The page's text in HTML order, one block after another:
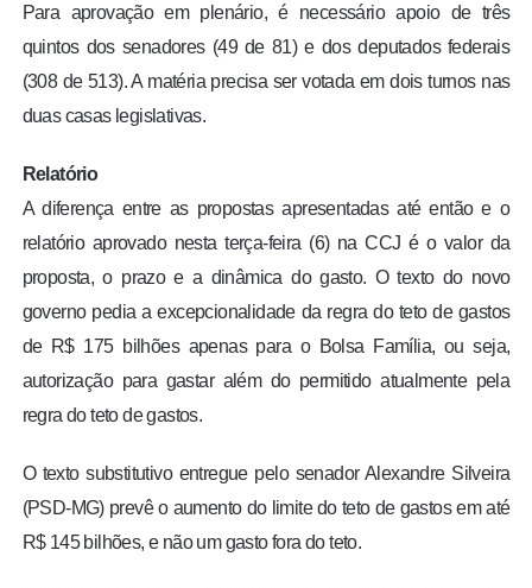
Para aprovação em plenário, é necessário apoio de três
quintos dos senadores (49 de 81) e dos deputados federais
(308 de 513). A matéria precisa ser votada em dois turnos nas
duas casas legislativas.
Relatório
A diferença entre as propostas apresentadas até então e o
relatório aprovado nesta terça-feira (6) na CCJ é o valor da
proposta, o prazo e a dinâmica do gasto. O texto do novo
governo pedia a excepcionalidade da regra do teto de gastos
de R$ 175 bilhões apenas para o Bolsa Família, ou seja,
autorização para gastar além do permitido atualmente pela
regra do teto de gastos.
O texto substitutivo entregue pelo senador Alexandre Silveira
(PSD-MG) prevê o aumento do limite do teto de gastos em até
R$ 145 bilhões, e não um gasto fora do teto.